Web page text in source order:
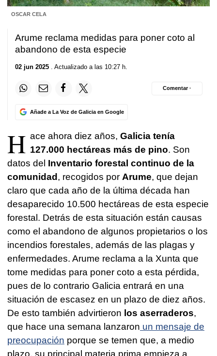
OSCAR CELA
Arume reclama medidas para poner coto al
abandono de esta especie
02 jun 2025 . Actualizado a las 10:27 h.
Añade a La Voz de Galicia en Google
Comentar ·
H ace ahora diez años, Galicia tenía
127.000 hectáreas más de pino. Son
datos del Inventario forestal continuo de la
comunidad, recogidos por Arume, que dejan
claro que cada año de la última década han
desaparecido 10.500 hectáreas de esta especie
forestal. Detrás de esta situación están causas
como el abandono de algunos propietarios o los
incendios forestales, además de las plagas y
enfermedades. Arume reclama a la Xunta que
tome medidas para poner coto a esta pérdida,
pues de lo contrario Galicia entrará en una
situación de escasez en un plazo de diez años.
De esto también advirtieron los aserraderos,
que hace una semana lanzaron un mensaje de
preocupación porque se temen que, a medio
plazo, su principal materia prima empieza a